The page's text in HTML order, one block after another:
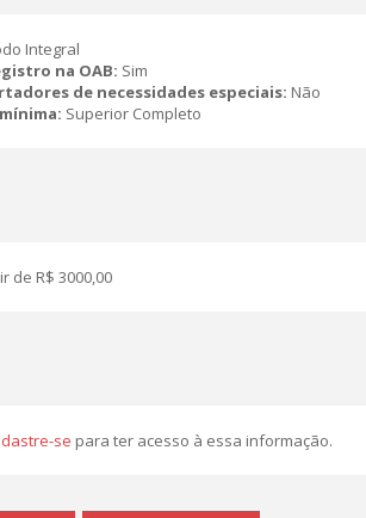
Integral
na OAB: Sim
de necessidades especiais: Não
Superior Completo
de R$ 3000,00
se para ter acesso à essa informação.